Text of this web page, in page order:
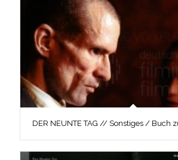
DER NEUNTE TAG // Sonstiges / Buch